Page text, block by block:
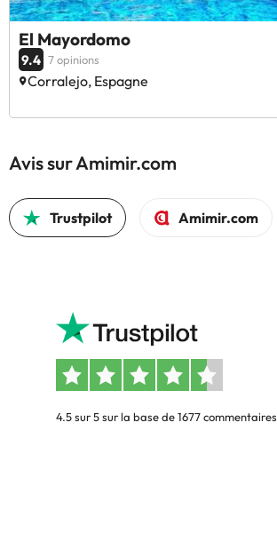
El Mayordomo
9.4 7 opinions
Corralejo, Espagne
Avis sur Amimir.com
Trustpilot Amimir.com
4.5 sur 5 sur la base de 1677 commentaires